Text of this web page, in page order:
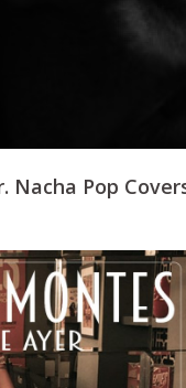
Nacha Pop